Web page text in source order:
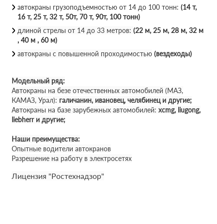
автокраны грузоподъемностью от 14 до 100 тонн: (14 т,
16 т, 25 т, 32 т, 50т, 70 т, 90т, 100 тонн)
длиной стрелы от 14 до 33 метров: (22 м, 25 м, 28 м, 32 м
, 40 м , 60 м)
автокраны с повышенной проходимостью (вездеходы)
Модельный ряд:
Автокраны на безе отечественных автомобилей (МАЗ,
КАМАЗ, Урал): галичанин, ивановец, челябинец и другие;
Автокраны на базе зарубежных автомобилей: xcmg, liugong,
liebherr и другие;
Наши преимущества:
Опытные водители автокранов
Разрешение на работу в электросетях
Лицензия "Ростехнадзор"